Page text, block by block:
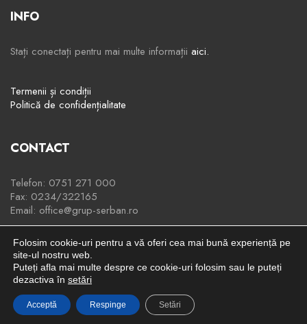
INFO
Stați conectați pentru mai multe informații aici.
Termenii și condiții
Politică de confidențialitate
CONTACT
Telefon: 0751 271 000
Fax: 0234/322165
Email: office@grup-serban.ro
Folosim cookie-uri pentru a vă oferi cea mai bună experiență pe
site-ul nostru web.
Puteți afla mai multe despre ce cookie-uri folosim sau le puteți
dezactiva în setări
Acceptă Respinge Setări